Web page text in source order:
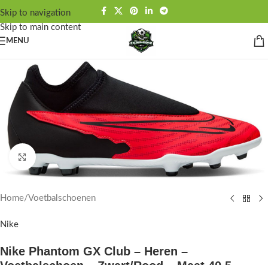
Skip to navigation
Skip to main content
MENU
Click to enlarge
Home/Voetbalschoenen
Nike
Nike Phantom GX Club – Heren –